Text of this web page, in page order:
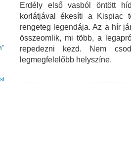
Erdély első vasból öntött
korlátjával ékesíti a Kispiac
rengeteg legendája. Az a hír
összeomlik, mi több, a
repedezni kezd. Nem
legmegfelelőbb helyszíne.